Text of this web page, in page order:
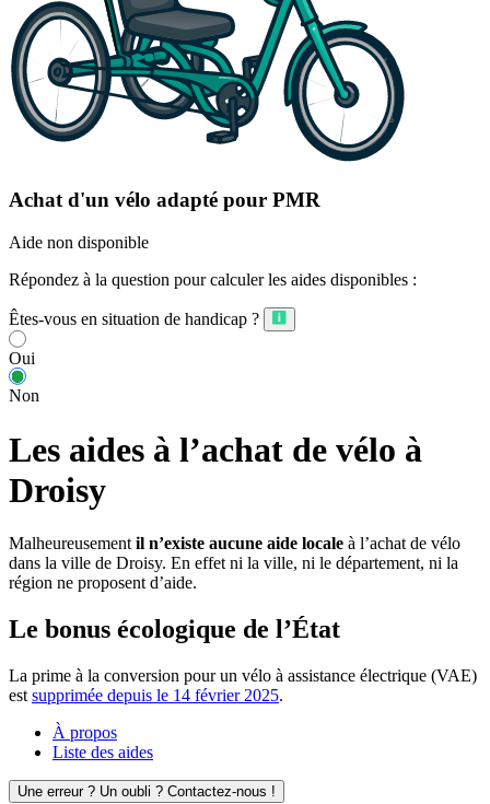
Achat d'un vélo adapté pour PMR
Aide non disponible
Répondez à la question pour calculer les aides disponibles :
Êtes-vous en situation de handicap ?
Oui
Non
Les aides à l’achat de vélo à
Droisy
Malheureusement il n’existe aucune aide locale à l’achat de vélo
dans la ville de Droisy. En effet ni la ville, ni le département, ni la
région ne proposent d’aide.
Le bonus écologique de l’État
La prime à la conversion pour un vélo à assistance électrique (VAE)
est supprimée depuis le 14 février 2025.
À propos
Liste des aides
Une erreur ? Un oubli ? Contactez-nous !